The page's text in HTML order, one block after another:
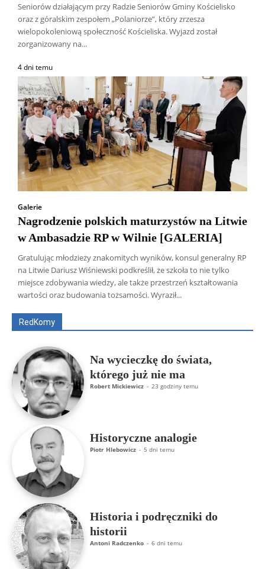
Seniorów działającym przy Radzie Seniorów Gminy Kościelisko
oraz z góralskim zespołem „Polaniorze”, który zrzesza
wielopokoleniową społeczność Kościeliska. Wyjazd został
zorganizowany na...
4 dni temu
Galerie
Nagrodzenie polskich maturzystów na Litwie
w Ambasadzie RP w Wilnie [GALERIA]
Gratulując młodzieży znakomitych wyników, konsul generalny RP
na Litwie Dariusz Wiśniewski podkreślił, że szkoła to nie tylko
miejsce zdobywania wiedzy, ale także przestrzeń kształtowania
wartości oraz budowania tożsamości. Wyraził...
RedKomy
Wszyscy Aleksander Borowik
Antoni Radczenko
Artur Płokszto
Grzegorz Górny
ks. Jarosław Wąsowicz SDB
Na wycieczkę do świata,
którego już nie ma
Robert Mickiewicz - 23 godziny temu
Historyczne analogie
Piotr Hlebowicz - 5 dni temu
Historia i podręczniki do
historii
Antoni Radczenko - 6 dni temu